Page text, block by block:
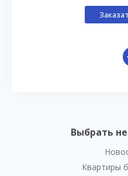
Выбрать
Квартиры